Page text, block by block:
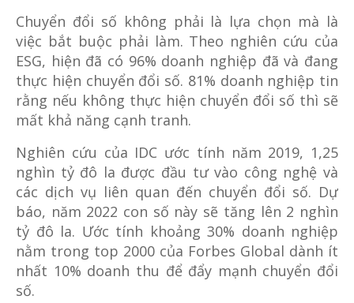
Chuyển đổi số không phải là lựa chọn mà là
việc bắt buộc phải làm. Theo nghiên cứu của
ESG, hiện đã có 96% doanh nghiệp đã và đang
thực hiện chuyển đổi số. 81% doanh nghiệp tin
rằng nếu không thực hiện chuyển đổi số thì sẽ
mất khả năng cạnh tranh.
Nghiên cứu của IDC ước tính năm 2019, 1,25
nghìn tỷ đô la được đầu tư vào công nghệ và
các dịch vụ liên quan đến chuyển đổi số. Dự
báo, năm 2022 con số này sẽ tăng lên 2 nghìn
tỷ đô la. Ước tính khoảng 30% doanh nghiệp
nằm trong top 2000 của Forbes Global dành ít
nhất 10% doanh thu để đẩy mạnh chuyển đổi
số.